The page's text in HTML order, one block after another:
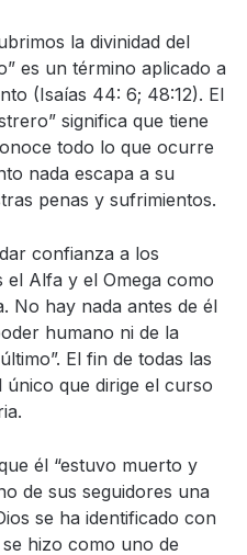
la divinidad del
es un término aplicado a
(Isaías 44: 6; 48:12). El
significa que tiene
todo lo que ocurre
nada escapa a su
penas y sufrimientos.
confianza a los
el Alfa y el Omega como
No hay nada antes de él
humano ni de la
El fin de todas las
único que dirige el curso
él “estuvo muerto y
de sus seguidores una
se ha identificado con
hizo como uno de